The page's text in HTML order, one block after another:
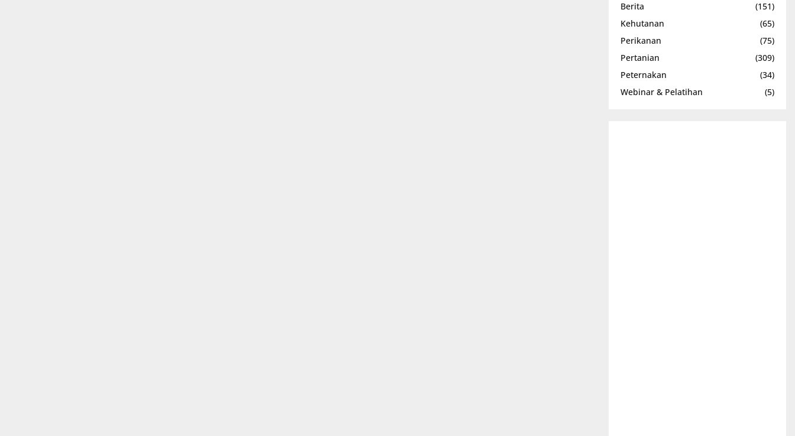
Berita
(151)
Kehutanan
(65)
Perikanan
(75)
Pertanian
(309)
Peternakan
(34)
Webinar & Pelatihan
(5)